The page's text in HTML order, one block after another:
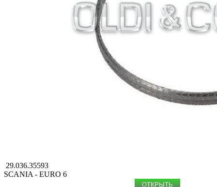
29.036.35593
SCANIA - EURO 6
ОТКРЫТЬ